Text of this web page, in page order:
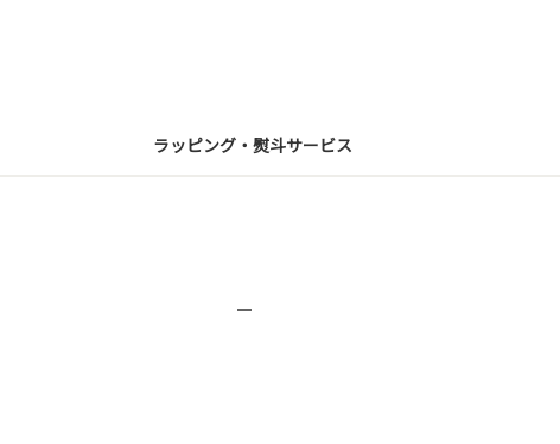
ラッピング・熨斗サービス